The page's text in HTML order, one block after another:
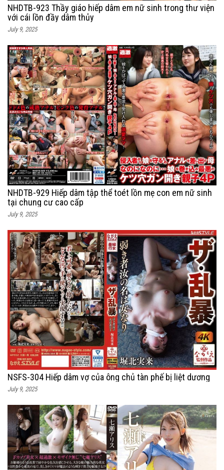
NHDTB-923 Thầy giáo hiếp dâm em nữ sinh trong thư viện
với cái lồn đầy dâm thủy
July 9, 2025
NHDTB-929 Hiếp dâm tập thể toét lồn mẹ con em nữ sinh
tại chung cư cao cấp
July 9, 2025
NSFS-304 Hiếp dâm vợ của ông chủ tàn phế bị liệt dương
July 9, 2025